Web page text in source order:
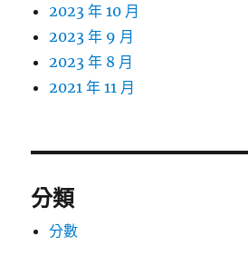
2023 年 10 月
2023 年 9 月
2023 年 8 月
2021 年 11 月
分類
分數